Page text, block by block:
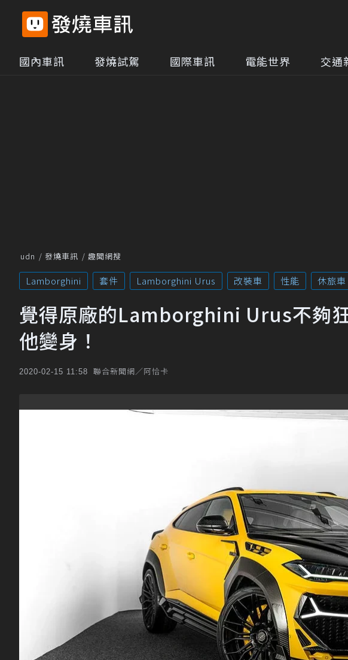
國內車訊 發燒試駕 國際車訊 電能世界 交通
udn 發燒車訊 趣聞網搜
Lamborghini 套件 Lamborghini Urus 改裝車 性能 休旅車
覺得原廠的Lamborghini Urus不夠
他變身！
2020-02-15 11:58 聯合新聞網／阿恰卡